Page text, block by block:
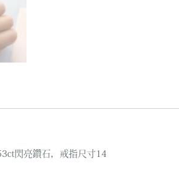
閃亮鑽石，戒指尺寸14